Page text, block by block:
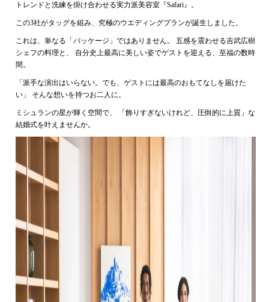
トレンドと洗練を掛け合わせる実力派美容室『Safari』。
この3社がタッグを組み、究極のウエディングプランが誕生しました。
これは、単なる「パッケージ」ではありません。 五感を震わせる吉武広樹
シェフの料理と、 自分史上最高に美しい姿でゲストを迎える、至福の数時
間。
「派手な演出はいらない。でも、ゲストには最高のおもてなしを届けた
い」 そんな想いを持つお二人に。
ミシュランの星が輝く空間で、 「飾りすぎないけれど、圧倒的に上質」な
結婚式を叶えませんか。